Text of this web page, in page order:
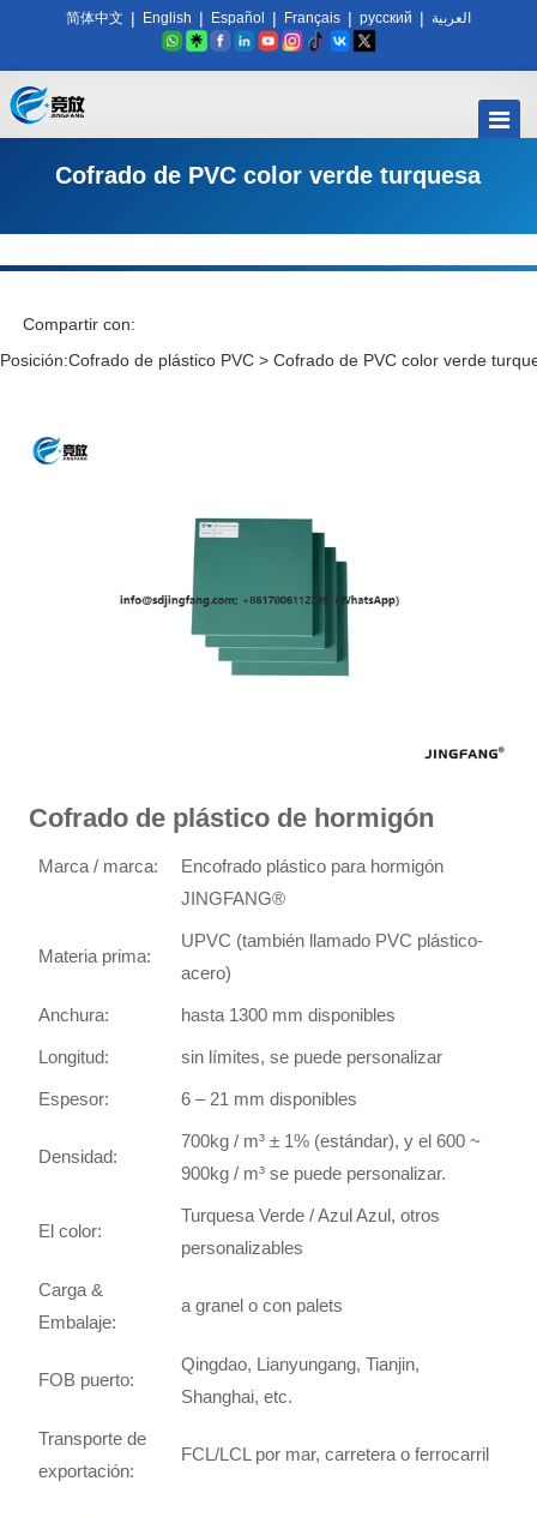
简体中文 | English | Español | Français | русский | العربية
Cofrado de PVC color verde turquesa
Compartir con:
Posición:Cofrado de plástico PVC > Cofrado de PVC color verde
Cofrado de plástico de hormigón
Marca / marca:
Encofrado plástico para hormigón
JINGFANG®
Materia prima:
UPVC (también llamado PVC plástico-
acero)
Anchura: hasta 1300 mm disponibles
Longitud: sin límites, se puede personalizar
Espesor: 6 – 21 mm disponibles
Densidad:
700kg / m³ ± 1% (estándar), y el 600 ~
900kg / m³ se puede personalizar.
El color:
Turquesa Verde / Azul Azul, otros
personalizables
Carga &
Embalaje:
a granel o con palets
FOB puerto:
Qingdao, Lianyungang, Tianjin,
Shanghai, etc.
Transporte de
exportación:
FCL/LCL por mar, carretera o ferrocarril